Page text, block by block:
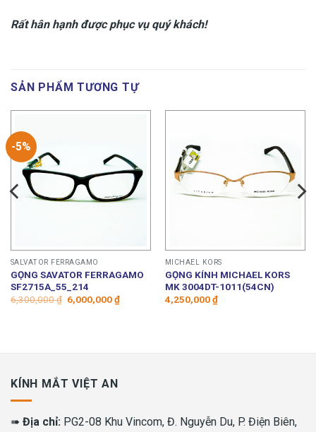
Rất hân hạnh được phục vụ quý khách!
SẢN PHẨM TƯƠNG TỰ
-5%
SALVATOR FERRAGAMO
GỌNG SAVATOR FERRAGAMO
SF2715A_55_214
6,300,000₫ Giá
gốc
6,000,000₫Giá
hiện
MICHAEL KORS
GỌNG KÍNH MICHAEL KORS
MK 3004DT-1011(54CN)
4,250,000₫
KÍNH MẮT VIỆT AN
➠ Địa chỉ: PG2-08 Khu Vincom, Đ. Nguyễn Du, P. Điện Biên,